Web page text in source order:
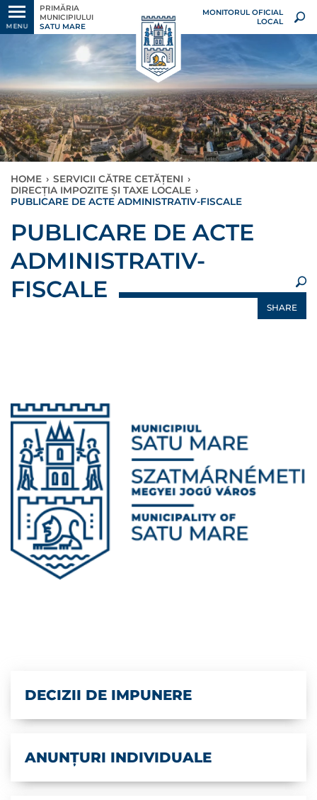
MENU
PRIMĂRIA
MUNICIPIULUI
SATU MARE
MONITORUL OFICIAL
LOCAL
HOME › SERVICII CĂTRE CETĂȚENI ›
DIRECȚIA IMPOZITE ȘI TAXE LOCALE ›
PUBLICARE DE ACTE ADMINISTRATIV-FISCALE
PUBLICARE DE ACTE
ADMINISTRATIV-
FISCALE
SHARE
DECIZII DE IMPUNERE
ANUNȚURI INDIVIDUALE